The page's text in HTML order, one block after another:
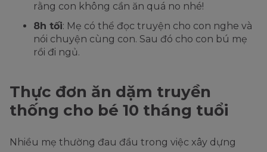
rằng con không cần ăn quá no nhé!
8h tối: Mẹ có thể đọc truyện cho con nghe và
nói chuyện cùng con. Sau đó cho con bú mẹ
rồi đi ngủ.
Thực đơn ăn dặm truyền
thống cho bé 10 tháng tuổi
Nhiều mẹ thường đau đầu trong việc xây dựng